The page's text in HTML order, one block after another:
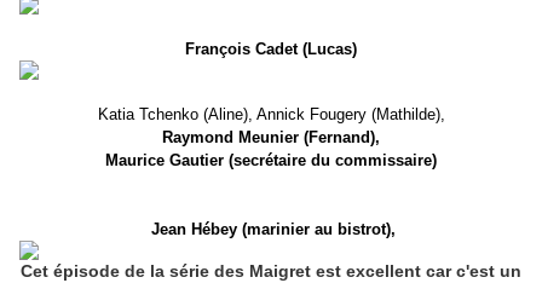
François Cadet (Lucas)
Katia Tchenko (Aline), Annick Fougery (Mathilde),
Raymond Meunier (Fernand),
Maurice Gautier (secrétaire du commissaire)
Jean Hébey (marinier au bistrot),
Cet épisode de la série des Maigret est excellent car c'est un